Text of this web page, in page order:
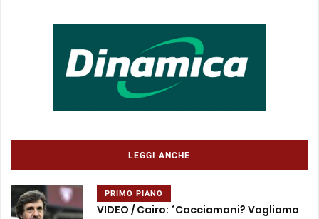
LEGGI ANCHE
PRIMO PIANO
VIDEO / Cairo: “Cacciamani? Vogliamo